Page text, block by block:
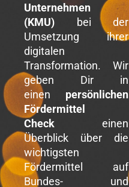
Unternehmen
(KMU) bei der
Umsetzung ihrer
digitalen
Transformation. Wir
geben Dir in
einen persönlichen
Fördermittel
Check einen
Überblick über die
wichtigsten
Fördermittel auf
Bundes- und